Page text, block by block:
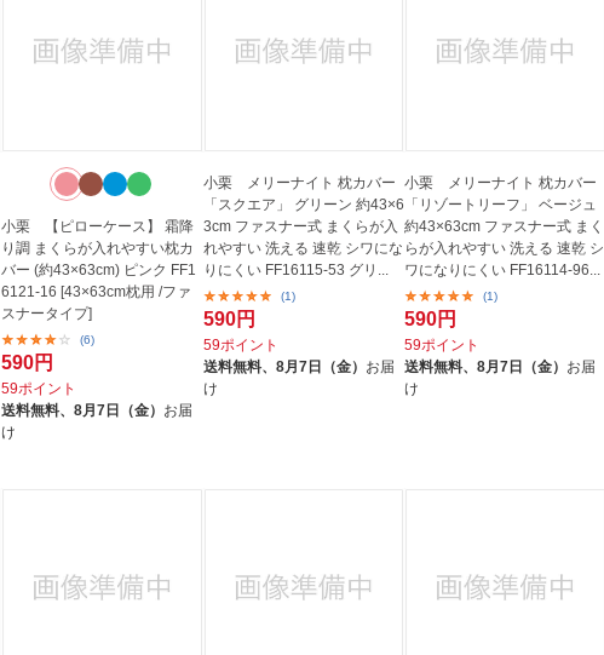
小栗 【ピローケース】 霜降
り調 まくらが入れやすい枕カ
バー (約43×63cm) ピンク FF1
6121-16 [43×63cm枕用 /ファ
スナータイプ]
(6)
590円
59ポイント
送料無料、8月7日（金） お届
け
小栗 メリーナイト 枕カバー
「スクエア」 グリーン 約43×6
3cm ファスナー式 まくらが入
れやすい 洗える 速乾 シワにな
りにくい FF16115-53 グリ...
(1)
590円
59ポイント
送料無料、 8月7日（金） お届
け
小栗 メリーナイト 枕カバー
「リゾートリーフ」 ベージュ
約43×63cm ファスナー式 まく
らが入れやすい 洗える 速乾 シ
ワになりにくい FF16114-96...
(1)
590円
59ポイント
送料無料、8月7日（金） お届
け